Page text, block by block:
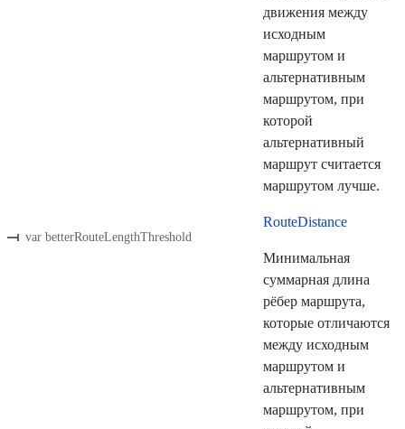
движения между
исходным
маршрутом и
альтернативным
маршрутом, при
которой
альтернативный
маршрут считается
маршрутом лучше.
var betterRouteLengthThreshold
RouteDistance
Минимальная
суммарная длина
рёбер маршрута,
которые отличаются
между исходным
маршрутом и
альтернативным
маршрутом, при